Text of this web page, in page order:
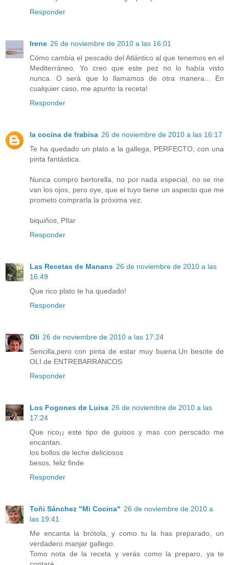
Responder
Irene 26 de noviembre de 2010 a las 16:01
Cómo cambia el pescado del Atlántico al que tenemos en el
Mediterráneo. Yo creo que este pez no lo había visto
nunca. O será que lo llamamos de otra manera... En
cualquier caso, me apunto la receta!
Responder
la cocina de frabisa 26 de noviembre de 2010 a las 16:17
Te ha quedado un plato a la gallega, PERFECTO, con una
pinta fantástica.
Nunca compro bertorella, no por nada especial, no se me
van los ojos, pero oye, que el tuyo tiene un aspecto que me
prometo comprarla la próxima vez.
biquiños, PIlar
Responder
Las Recetas de Manans 26 de noviembre de 2010 a las
16:49
Que rico plato te ha quedado!
Responder
Oli 26 de noviembre de 2010 a las 17:24
Sencilla,pero con pinta de estar muy buena.Un besote de
OLI de ENTREBARRANCOS
Responder
Los Fogones de Luisa 26 de noviembre de 2010 a las
17:24
Que rico¡¡ este tipo de guisos y mas con perscado me
encantan.
los bollos de leche deliciosos
besos, feliz finde
Responder
Toñi Sánchez "Mi Cocina" 26 de noviembre de 2010 a
las 19:41
Me encanta la brótola, y como tu la has preparado, un
verdadero manjar gallego.
Tomo nota de la receta y verás como la preparo, ya te